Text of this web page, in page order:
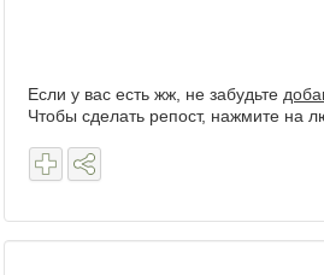
Если у вас есть жж, не забудьте
Чтобы сделать репост, нажмите на